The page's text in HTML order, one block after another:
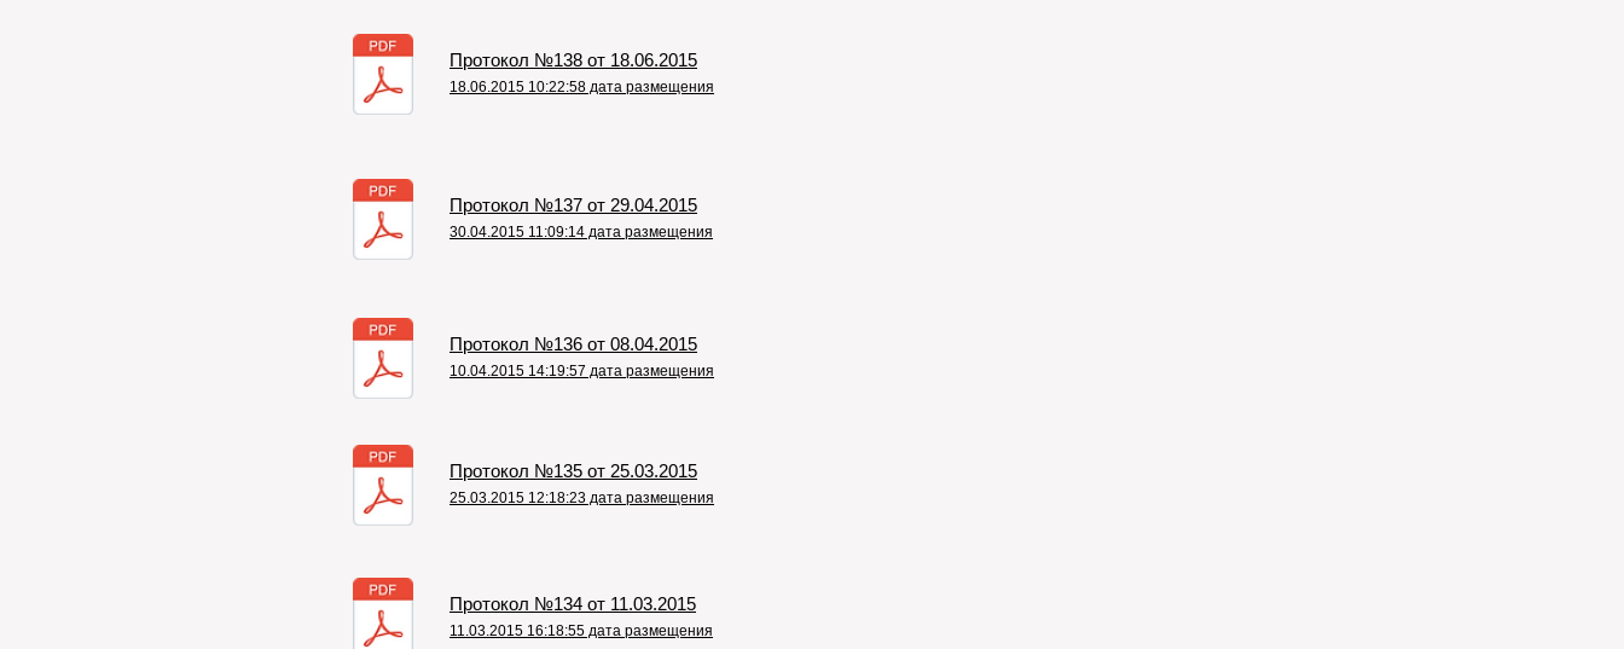
Протокол №138 от 18.06.2015
18.06.2015 10:22:58 дата размещения
Протокол №137 от 29.04.2015
30.04.2015 11:09:14 дата размещения
Протокол №136 от 08.04.2015
10.04.2015 14:19:57 дата размещения
Протокол №135 от 25.03.2015
25.03.2015 12:18:23 дата размещения
Протокол №134 от 11.03.2015
11.03.2015 16:18:55 дата размещения